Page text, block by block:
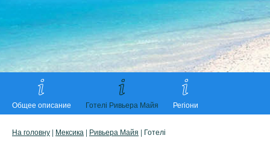
Общее описание Готелі Ривьера Майя Регіони
На головну | Мексика | Ривьера Майя | Готелі